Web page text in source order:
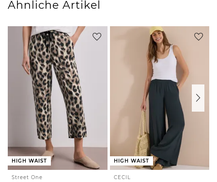
Ähnliche Artikel
HIGH WAIST
Street One
HIGH WAIST
CECIL